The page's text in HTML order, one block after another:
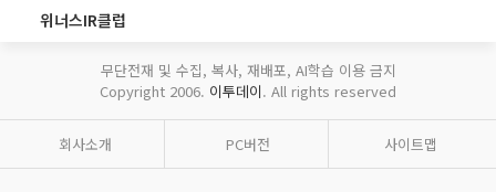
위너스IR클럽
무단전재 및 수집, 복사, 재배포, AI학습 이용 금지
Copyright 2006. 이투데이. All rights reserved
회사소개 PC버전 사이트맵